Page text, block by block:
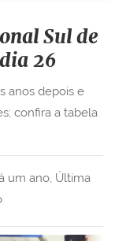
Sul de
26
um ano, Última
anos depois e
confira a tabela